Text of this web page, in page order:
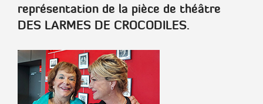
représentation de la pièce de théâtre
DES LARMES DE CROCODILES.